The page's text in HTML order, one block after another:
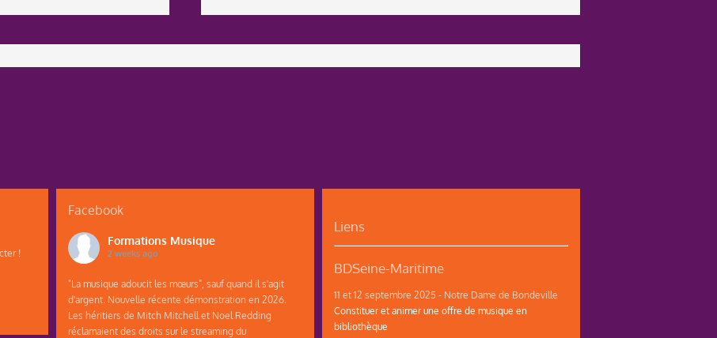
!
Facebook
Formations Musique
2 weeks ago
"La musique adoucit les mœurs", sauf quand il s'agit
d'argent. Nouvelle récente démonstration en 2026.
Les héritiers de Mitch Mitchell et Noel Redding
réclamaient des droits sur le streaming du
Liens
BDSeine-Maritime
11 et 12 septembre 2025 - Notre Dame de Bondeville
Constituer et animer une offre de musique en
bibliothèque